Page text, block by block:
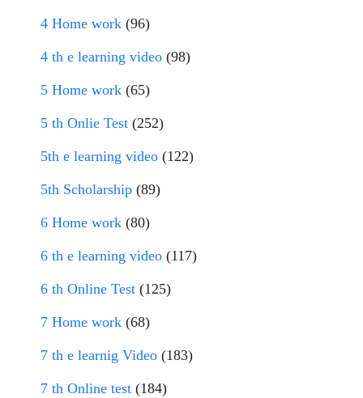
4 Home work (96)
4 th e learning video (98)
5 Home work (65)
5 th Onlie Test (252)
5th e learning video (122)
5th Scholarship (89)
6 Home work (80)
6 th e learning video (117)
6 th Online Test (125)
7 Home work (68)
7 th e learnig Video (183)
7 th Online test (184)